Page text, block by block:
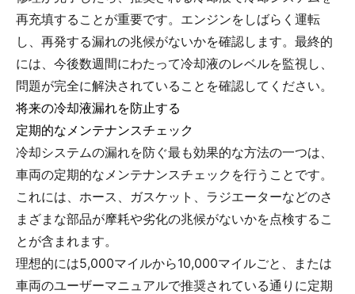
再充填することが重要です。エンジンをしばらく運転
し、再発する漏れの兆候がないかを確認します。最終的
には、今後数週間にわたって冷却液のレベルを監視し、
問題が完全に解決されていることを確認してください。
将来の冷却液漏れを防止する
定期的なメンテナンスチェック
冷却システムの漏れを防ぐ最も効果的な方法の一つは、
車両の定期的なメンテナンスチェックを行うことです。
これには、ホース、ガスケット、ラジエーターなどのさ
まざまな部品が摩耗や劣化の兆候がないかを点検するこ
とが含まれます。
理想的には5,000マイルから10,000マイルごと、または
車両のユーザーマニュアルで推奨されている通りに定期